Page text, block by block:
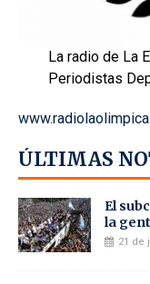
La radio de La
Periodistas
ÚLTIMAS
El
la
21 de